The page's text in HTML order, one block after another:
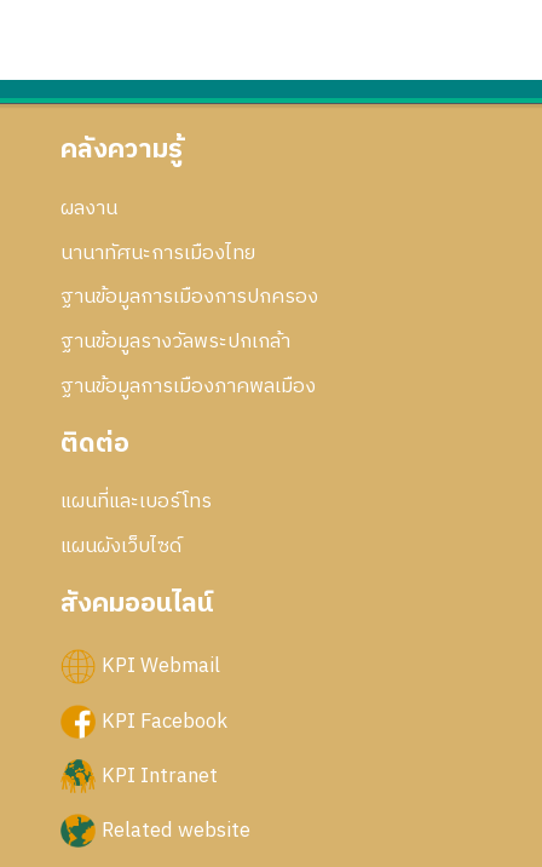
คลังความรู้
ผลงาน
นานาทัศนะการเมืองไทย
ฐานข้อมูลการเมืองการปกครอง
ฐานข้อมูลรางวัลพระปกเกล้า
ฐานข้อมูลการเมืองภาคพลเมือง
ติดต่อ
แผนที่และเบอร์โทร
แผนผังเว็บไซด์
สังคมออนไลน์
KPI Webmail
KPI Facebook
KPI Intranet
Related website